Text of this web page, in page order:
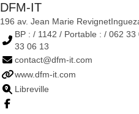
DFM-IT
196 av. Jean Marie
BP : / 1142 / Portable : / 062 33
33 06 13
contact@dfm-it.com
www.dfm-it.com
Libreville